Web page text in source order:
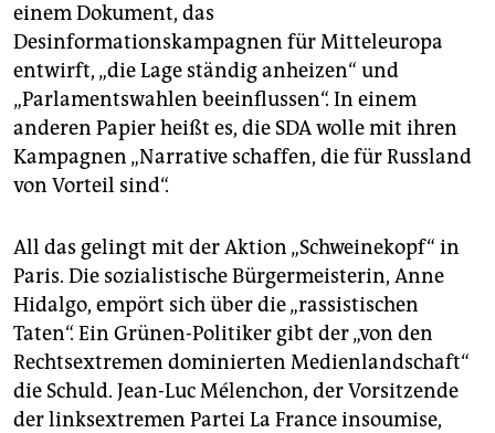
einem Dokument, das
Desinformationskampagnen für Mitteleuropa
entwirft, „die Lage ständig anheizen“ und
„Parlamentswahlen beeinflussen“. In einem
anderen Papier heißt es, die SDA wolle mit ihren
Kampagnen „Narrative schaffen, die für Russland
von Vorteil sind“.
All das gelingt mit der Aktion „Schweinekopf“ in
Paris. Die sozialistische Bürgermeisterin, Anne
Hidalgo, empört sich über die „rassistischen
Taten“. Ein Grünen-Politiker gibt der „von den
Rechtsextremen dominierten Medienlandschaft“
die Schuld. Jean-Luc Mélenchon, der Vorsitzende
der linksextremen Partei La France insoumise,